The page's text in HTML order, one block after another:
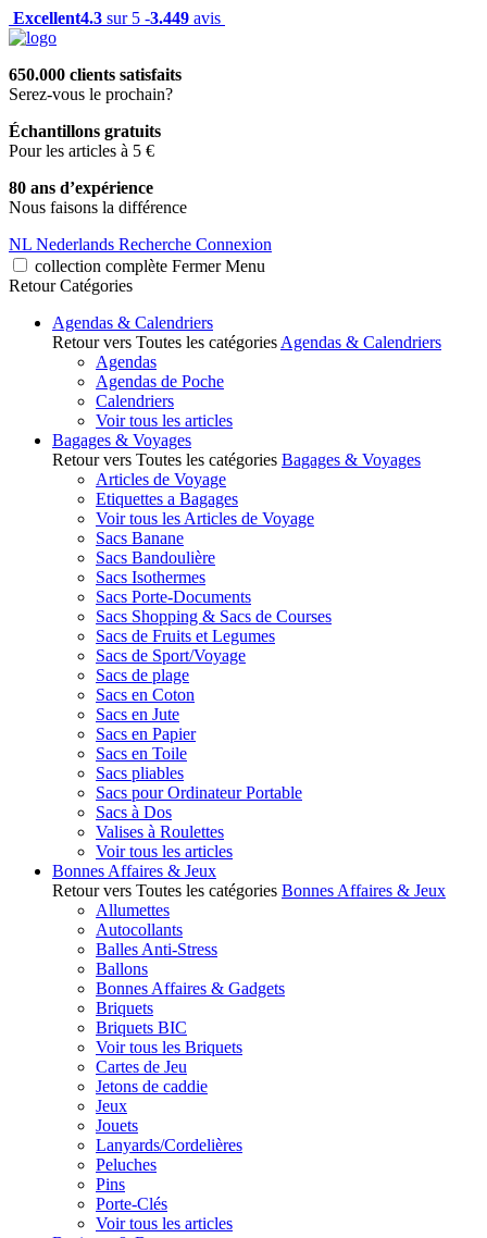
Excellent4.3 sur 5 -3.449 avis
650.000 clients satisfaits
Serez-vous le prochain?
Échantillons gratuits
Pour les articles à 5 €
80 ans d’expérience
Nous faisons la différence
NL Nederlands Recherche Connexion
collection complète Fermer Menu
Retour Catégories
Agendas & Calendriers
Retour vers Toutes les catégories Agendas & Calendriers
Agendas
Agendas de Poche
Calendriers
Voir tous les articles
Bagages & Voyages
Retour vers Toutes les catégories Bagages & Voyages
Articles de Voyage
Etiquettes a Bagages
Voir tous les Articles de Voyage
Sacs Banane
Sacs Bandoulière
Sacs Isothermes
Sacs Porte-Documents
Sacs Shopping & Sacs de Courses
Sacs de Fruits et Legumes
Sacs de Sport/Voyage
Sacs de plage
Sacs en Coton
Sacs en Jute
Sacs en Papier
Sacs en Toile
Sacs pliables
Sacs pour Ordinateur Portable
Sacs à Dos
Valises à Roulettes
Voir tous les articles
Bonnes Affaires & Jeux
Retour vers Toutes les catégories Bonnes Affaires & Jeux
Allumettes
Autocollants
Balles Anti-Stress
Ballons
Bonnes Affaires & Gadgets
Briquets
Briquets BIC
Voir tous les Briquets
Cartes de Jeu
Jetons de caddie
Jeux
Jouets
Lanyards/Cordelières
Peluches
Pins
Porte-Clés
Voir tous les articles